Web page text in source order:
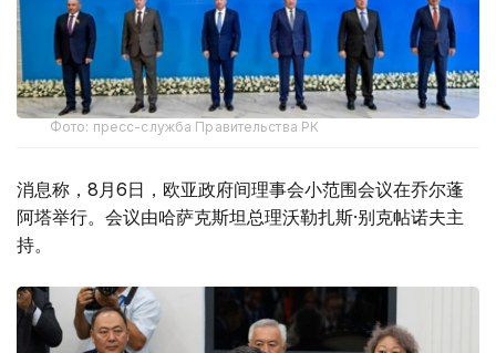
Фото: пресс-служба Правительства РК
消息称，8月6日，欧亚政府间理事会小范围会议在乔尔蓬
阿塔举行。会议由哈萨克斯坦总理沃勒扎斯·别克帖诺夫主
持。